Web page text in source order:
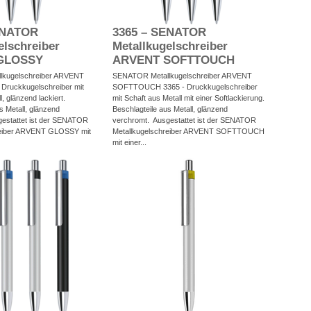
ARVENT
mit
glänzend lackiert.
Metall, glänzend
ist der SENATOR
ARVENT GLOSSY mit
3365 – SENATOR
Metallkugelschreiber
ARVENT SOFTTOUCH
SENATOR Metallkugelschreiber ARVENT
SOFTTOUCH 3365 - Druckkugelschreiber
mit Schaft aus Metall mit einer Softlackierung.
Beschlagteile aus Metall, glänzend
verchromt. Ausgestattet ist der SENATOR
Metallkugelschreiber ARVENT SOFTTOUCH
mit einer...